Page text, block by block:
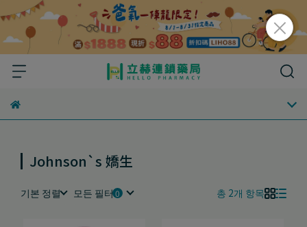
Johnson`s 嬌生
기본 정렬 모든 필터 총 2개 항목